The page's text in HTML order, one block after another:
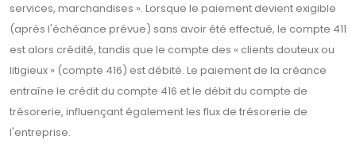
services, marchandises ». Lorsque le paiement devient exigible
(après l'échéance prévue) sans avoir été effectué, le compte 411
est alors crédité, tandis que le compte des « clients douteux ou
litigieux » (compte 416) est débité. Le paiement de la créance
entraîne le crédit du compte 416 et le débit du compte de
trésorerie, influençant également les flux de trésorerie de
l'entreprise.